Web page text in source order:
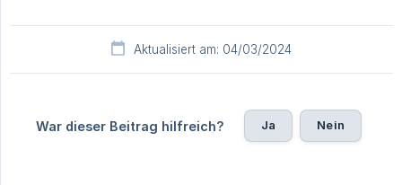
Aktualisiert am: 04/03/2024
War dieser Beitrag hilfreich? Ja Nein